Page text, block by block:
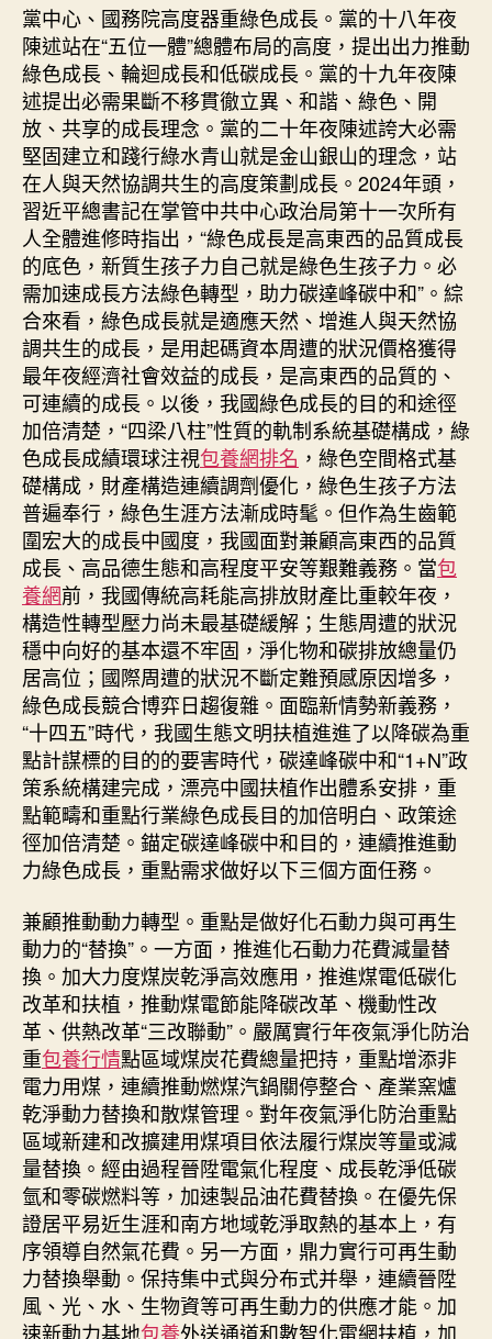
西
的
品
質
成
長
查
包
養
行
情
中
國
網〉
中
黨中心、國務院高度器重綠色成長。黨的十八年夜
陳述站在“五位一體”總體布局的高度，提出出力推動
綠色成長、輪迴成長和低碳成長。黨的十九年夜陳
述提出必需果斷不移貫徹立異、和諧、綠色、開
放、共享的成長理念。黨的二十年夜陳述誇大必需
堅固建立和踐行綠水青山就是金山銀山的理念，站
在人與天然協調共生的高度策劃成長。2024年頭，
習近平總書記在掌管中共中心政治局第十一次所有
人全體進修時指出，“綠色成長是高東西的品質成長
的底色，新質生孩子力自己就是綠色生孩子力。必
需加速成長方法綠色轉型，助力碳達峰碳中和”。綜
合來看，綠色成長就是適應天然、增進人與天然協
調共生的成長，是用起碼資本周遭的狀況價格獲得
最年夜經濟社會效益的成長，是高東西的品質的、
可連續的成長。以後，我國綠色成長的目的和途徑
加倍清楚，“四梁八柱”性質的軌制系統基礎構成，綠
色成長成績環球注視包養網排名 ，綠色空間格式基
礎構成，財產構造連續調劑優化，綠色生孩子方法
普遍奉行，綠色生涯方法漸成時髦。但作為生齒範
圍宏大的成長中國度，我國面對兼顧高東西的品質
成長、高品德生態和高程度平安等艱難義務。當包
養網前，我國傳統高耗能高排放財產比重較年夜，
構造性轉型壓力尚未最基礎緩解；生態周遭的狀況
穩中向好的基本還不牢固，淨化物和碳排放總量仍
居高位；國際周遭的狀況不斷定難預感原因增多，
綠色成長競合博弈日趨復雜。面臨新情勢新義務，
“十四五”時代，我國生態文明扶植進進了以降碳為重
點計謀標的目的的要害時代，碳達峰碳中和“1+N”政
策系統構建完成，漂亮中國扶植作出體系安排，重
點範疇和重點行業綠色成長目的加倍明白、政策途
徑加倍清楚。錨定碳達峰碳中和目的，連續推進動
力綠色成長，重點需求做好以下三個方面任務。
兼顧推動動力轉型。重點是做好化石動力與可再生
動力的“替換”。一方面，推進化石動力花費減量替
換。加大力度煤炭乾淨高效應用，推進煤電低碳化
改革和扶植，推動煤電節能降碳改革、機動性改
革、供熱改革“三改聯動”。嚴厲實行年夜氣淨化防治
重包養行情點區域煤炭花費總量把持，重點增添非
電力用煤，連續推動燃煤汽鍋關停整合、產業窯爐
乾淨動力替換和散煤管理。對年夜氣淨化防治重點
區域新建和改擴建用煤項目依法履行煤炭等量或減
量替換。經由過程晉陞電氣化程度、成長乾淨低碳
氫和零碳燃料等，加速製品油花費替換。在優先保
證居平易近生涯和南方地域乾淨取熱的基本上，有
序領導自然氣花費。另一方面，鼎力實行可再生動
力替換舉動。保持集中式與分布式并舉，連續晉陞
風、光、水、生物資等可再生動力的供應才能。加
速新動力基地包養外送通道和數智化電網扶植，加